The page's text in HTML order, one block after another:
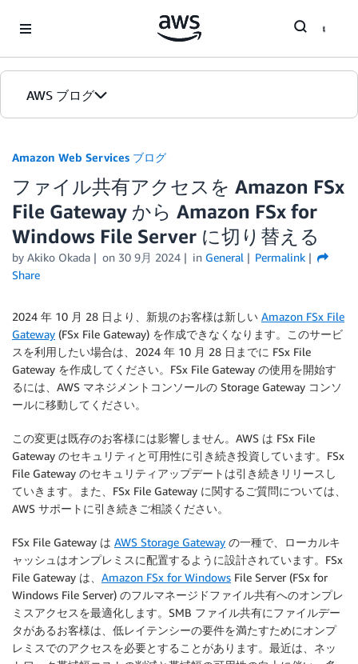
AWS ブログ
カテゴリ
エディション
Amazon Web Services ブログ
ファイル共有アクセスを Amazon FSx
File Gateway から Amazon FSx for
Windows File Server に切り替える
by Akiko Okada on 30 9月 2024 in General
Permalink
Share
2024 年 10 月 28 日より、新規のお客様は新しい Amazon FSx File
Gateway (FSx File Gateway) を作成できなくなります。このサービ
スを利用したい場合は、2024 年 10 月 28 日までに FSx File
Gateway を作成してください。FSx File Gateway の使用を開始す
るには、AWS マネジメントコンソールの Storage Gateway コンソ
ールに移動してください。
この変更は既存のお客様には影響しません。AWS は FSx File
Gateway のセキュリティと可用性に引き続き投資しています。FSx
File Gateway のセキュリティアップデートは引き続きリリースし
ていきます。また、FSx File Gateway に関するご質問については、
AWS サポートに引き続きご相談ください。
FSx File Gateway は AWS Storage Gateway の一種で、ローカルキ
ャッシュはオンプレミスに配置するように設計されています。FSx
File Gateway は、 Amazon FSx for Windows File Server (FSx for
Windows File Server) のフルマネージドファイル共有へのオンプレ
ミスアクセスを最適化します。SMB ファイル共有にファイルデー
タがあるお客様は、低レイテンシーの要件を満たすためにオンプ
レミスでのアクセスを必要とすることがあります。最近は、ネッ